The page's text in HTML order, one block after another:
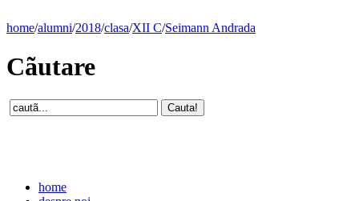
home/alumni/2018/clasa/XII C/Seimann Andrada
Cãutare
home